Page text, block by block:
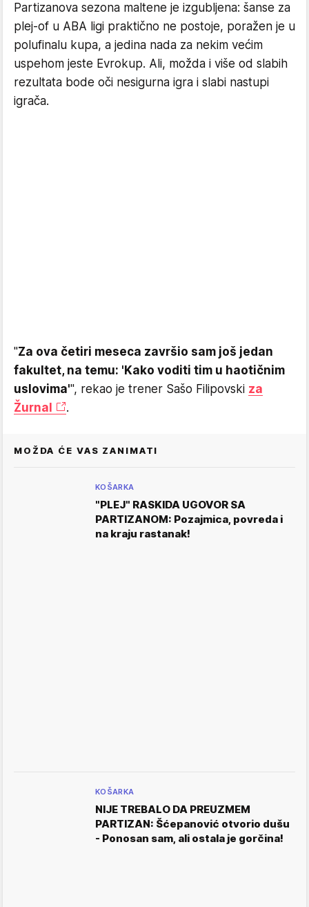
Partizanova sezona maltene je izgubljena: šanse za
plej-of u ABA ligi praktično ne postoje, poražen je u
polufinalu kupa, a jedina nada za nekim većim
uspehom jeste Evrokup. Ali, možda i više od slabih
rezultata bode oči nesigurna igra i slabi nastupi
igrača.
"Za ova četiri meseca završio sam još jedan
fakultet, na temu: 'Kako voditi tim u haotičnim
uslovima'", rekao je trener Sašo Filipovski za
Žurnal
.
MOŽDA ĆE VAS ZANIMATI
KOŠARKA
"PLEJ" RASKIDA UGOVOR SA
PARTIZANOM: Pozajmica, povreda i
na kraju rastanak!
KOŠARKA
NIJE TREBALO DA PREUZMEM
PARTIZAN: Šćepanović otvorio dušu
- Ponosan sam, ali ostala je gorčina!